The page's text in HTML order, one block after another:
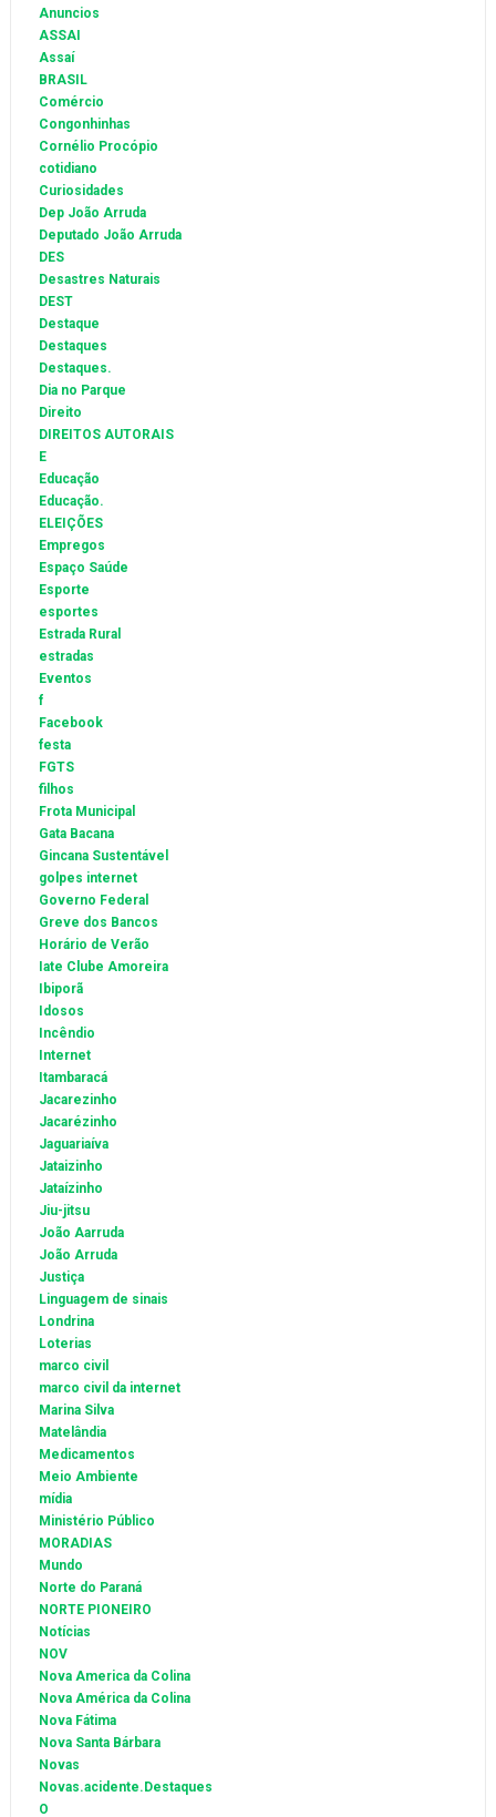
Anuncios
ASSAI
Assaí
BRASIL
Comércio
Congonhinhas
Cornélio Procópio
cotidiano
Curiosidades
Dep João Arruda
Deputado João Arruda
DES
Desastres Naturais
DEST
Destaque
Destaques
Destaques.
Dia no Parque
Direito
DIREITOS AUTORAIS
E
Educação
Educação.
ELEIÇÕES
Empregos
Espaço Saúde
Esporte
esportes
Estrada Rural
estradas
Eventos
f
Facebook
festa
FGTS
filhos
Frota Municipal
Gata Bacana
Gincana Sustentável
golpes internet
Governo Federal
Greve dos Bancos
Horário de Verão
Iate Clube Amoreira
Ibiporã
Idosos
Incêndio
Internet
Itambaracá
Jacarezinho
Jacarézinho
Jaguariaíva
Jataizinho
Jataízinho
Jiu-jitsu
João Aarruda
João Arruda
Justiça
Linguagem de sinais
Londrina
Loterias
marco civil
marco civil da internet
Marina Silva
Matelândia
Medicamentos
Meio Ambiente
mídia
Ministério Público
MORADIAS
Mundo
Norte do Paraná
NORTE PIONEIRO
Notícias
NOV
Nova America da Colina
Nova América da Colina
Nova Fátima
Nova Santa Bárbara
Novas
Novas.acidente.Destaques
O